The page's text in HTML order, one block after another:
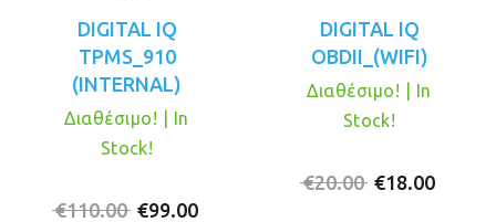
DIGITAL IQ
TPMS_910
(INTERNAL)
€110.00 Original
€99.00
Διαθέσιμο! | In
Stock!
DIGITAL IQ
OBDII_(WIFI)
€20.00 Original
€18.00
Διαθέσιμο! | In
Stock!